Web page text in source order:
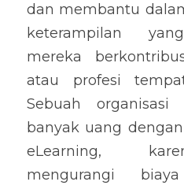
dan membantu
keterampilan
mereka
atau profesi
Sebuah
banyak uang
eLearning,
mengurangi